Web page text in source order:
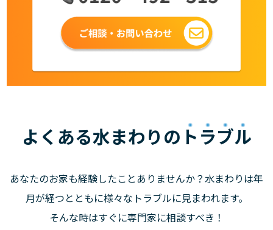
よくある水まわりの トラブル
あなたのお家も経験したことありませんか？水まわりは年
月が経つとともに様々なトラブルに見まわれます。
そんな時はすぐに専門家に相談すべき！